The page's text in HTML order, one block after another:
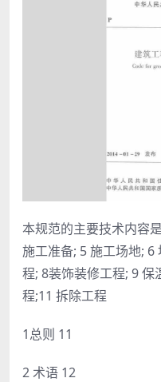
本规范的主要技术内容
施工准备; 5 施工场地; 6
程; 8装饰装修工程; 9
程;11 拆除工程
1总则 11
2 术语 12